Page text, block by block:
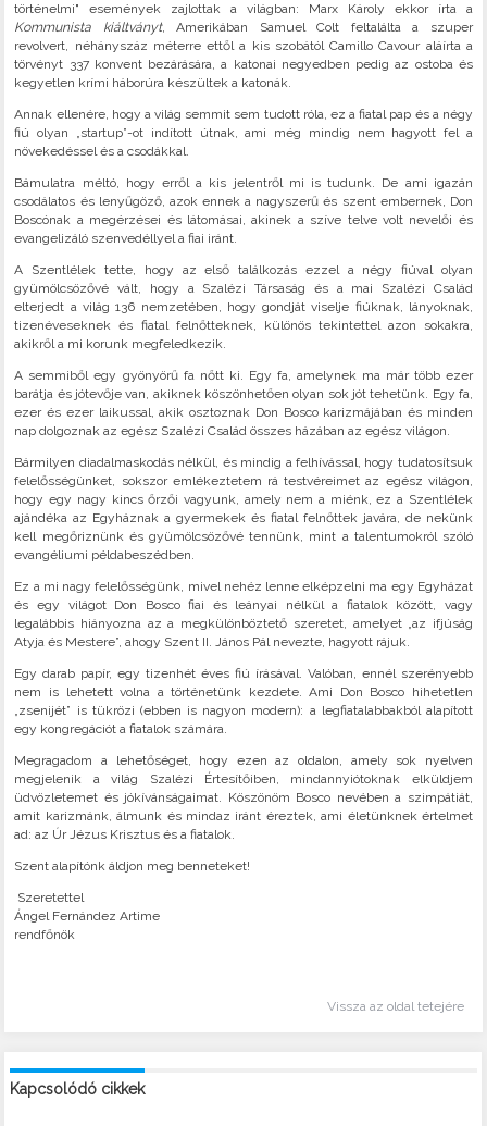
történelmi" események zajlottak a világban: Marx Károly ekkor írta a
Kommunista kiáltványt, Amerikában Samuel Colt feltalálta a szuper
revolvert, néhányszáz méterre ettől a kis szobától Camillo Cavour aláírta a
törvényt 337 konvent bezárására, a katonai negyedben pedig az ostoba és
kegyetlen krími háborúra készültek a katonák.
Annak ellenére, hogy a világ semmit sem tudott róla, ez a fiatal pap és a négy
fiú olyan „startup”-ot indított útnak, ami még mindig nem hagyott fel a
növekedéssel és a csodákkal.
Bámulatra méltó, hogy erről a kis jelentről mi is tudunk. De ami igazán
csodálatos és lenyűgöző, azok ennek a nagyszerű és szent embernek, Don
Boscónak a megérzései és látomásai, akinek a szíve telve volt nevelői és
evangelizáló szenvedéllyel a fiai iránt.
A Szentlélek tette, hogy az első találkozás ezzel a négy fiúval olyan
gyümölcsözővé vált, hogy a Szalézi Társaság és a mai Szalézi Család
elterjedt a világ 136 nemzetében, hogy gondját viselje fiúknak, lányoknak,
tizenéveseknek és fiatal felnőtteknek, különös tekintettel azon sokakra,
akikről a mi korunk megfeledkezik.
A semmiből egy gyönyörű fa nőtt ki. Egy fa, amelynek ma már több ezer
barátja és jótevője van, akiknek köszönhetően olyan sok jót tehetünk. Egy fa,
ezer és ezer laikussal, akik osztoznak Don Bosco karizmájában és minden
nap dolgoznak az egész Szalézi Család összes házában az egész világon.
Bármilyen diadalmaskodás nélkül, és mindig a felhívással, hogy tudatosítsuk
felelősségünket, sokszor emlékeztetem rá testvéreimet az egész világon,
hogy egy nagy kincs őrzői vagyunk, amely nem a miénk, ez a Szentlélek
ajándéka az Egyháznak a gyermekek és fiatal felnőttek javára, de nekünk
kell megőriznünk és gyümölcsözővé tennünk, mint a talentumokról szóló
evangéliumi példabeszédben.
Ez a mi nagy felelősségünk, mivel nehéz lenne elképzelni ma egy Egyházat
és egy világot Don Bosco fiai és leányai nélkül a fiatalok között, vagy
legalábbis hiányozna az a megkülönböztető szeretet, amelyet „az ifjúság
Atyja és Mestere”, ahogy Szent II. János Pál nevezte, hagyott rájuk.
Egy darab papír, egy tizenhét éves fiú írásával. Valóban, ennél szerényebb
nem is lehetett volna a történetünk kezdete. Ami Don Bosco hihetetlen
„zsenijét” is tükrözi (ebben is nagyon modern): a legfiatalabbakból alapított
egy kongregációt a fiatalok számára.
Megragadom a lehetőséget, hogy ezen az oldalon, amely sok nyelven
megjelenik a világ Szalézi Értesítőiben, mindannyiótoknak elküldjem
üdvözletemet és jókívánságaimat. Köszönöm Bosco nevében a szimpátiát,
amit karizmánk, álmunk és mindaz iránt éreztek, ami életünknek értelmet
ad: az Úr Jézus Krisztus és a fiatalok.
Szent alapítónk áldjon meg benneteket!
Szeretettel
Ángel Fernández Artime
rendfőnök
Vissza az oldal tetejére
Kapcsolódó cikkek